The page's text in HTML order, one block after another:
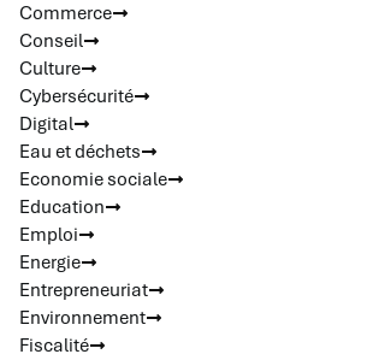
Commerce
Conseil
Culture
Cybersécurité
Digital
Eau et déchets
Economie sociale
Education
Emploi
Energie
Entrepreneuriat
Environnement
Fiscalité